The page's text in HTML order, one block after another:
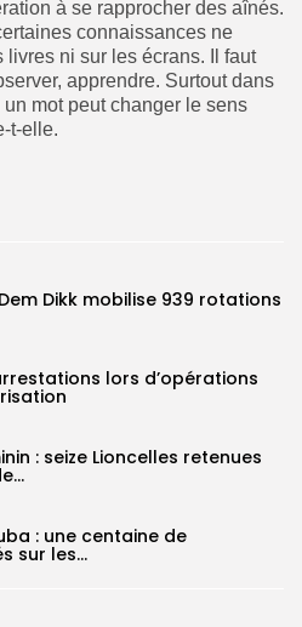
à se rapprocher des aînés.
connaissances ne
livres ni sur les écrans. Il faut
apprendre. Surtout dans
mot peut changer le sens
t-elle.
Dikk mobilise 939 rotations
lors d’opérations
: seize Lioncelles retenues
: une centaine de
sur les...